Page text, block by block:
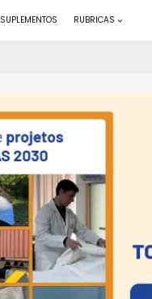
SUPLEMENTOS RUBRICAS